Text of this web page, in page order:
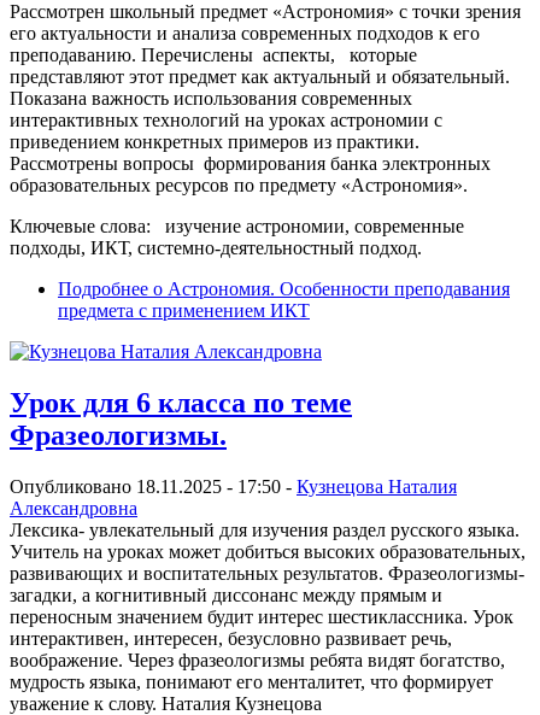
Рассмотрен школьный предмет «Астрономия» с точки зрения
его актуальности и анализа современных подходов к его
преподаванию. Перечислены аспекты, которые
представляют этот предмет как актуальный и обязательный.
Показана важность использования современных
интерактивных технологий на уроках астрономии с
приведением конкретных примеров из практики.
Рассмотрены вопросы формирования банка электронных
образовательных ресурсов по предмету «Астрономия».
Ключевые слова: изучение астрономии, современные
подходы, ИКТ, системно-деятельностный подход.
Подробнее о Астрономия. Особенности преподавания
предмета с применением ИКТ
Урок для 6 класса по теме
Фразеологизмы.
Опубликовано 18.11.2025 - 17:50 - Кузнецова Наталия
Александровна
Лексика- увлекательный для изучения раздел русского языка.
Учитель на уроках может добиться высоких образовательных,
развивающих и воспитательных результатов. Фразеологизмы-
загадки, а когнитивный диссонанс между прямым и
переносным значением будит интерес шестиклассника. Урок
интерактивен, интересен, безусловно развивает речь,
воображение. Через фразеологизмы ребята видят богатство,
мудрость языка, понимают его менталитет, что формирует
уважение к слову. Наталия Кузнецова